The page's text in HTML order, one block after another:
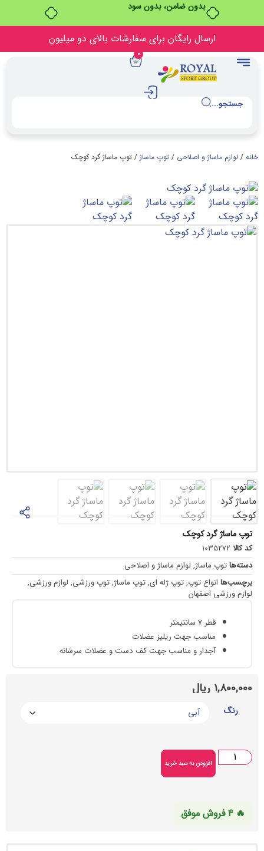
بدون ضامن، بدون سود
ارسال رایگان برای سفارشات بالای دو میلیون
0
و اصلاحی /توپ ماساژ/ توپ ماساژ گرد کوچک
کوچک
ماساژ,لوازم ماساژ و اصلاحی
توپ,توپ ژله ای,توپ ماساژ, توپ ورزشی,لوازم ورزشی,
اصفهان
مناسب جهت ریلیز عضلات
آجدار و مناسب جهت کف دست و عضلات سرشانه
ریال
افزودن به سبد خرید